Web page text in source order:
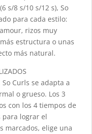
s/8 s/10 s/12 s), So
para cada estilo:
rizos muy
estructura o unas
más natural.
Curls se adapta a
o grueso. Los 3
con los 4 tiempos de
para lograr el
marcados, elige una